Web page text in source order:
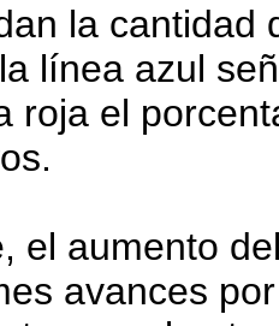
la cantidad
línea azul
roja el
el aumento
avances